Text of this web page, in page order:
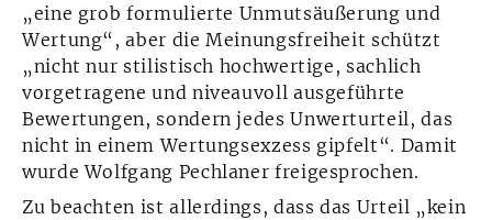
„eine grob formulierte Unmutsäußerung und
Wertung“, aber die Meinungsfreiheit schützt
„nicht nur stilistisch hochwertige, sachlich
vorgetragene und niveauvoll ausgeführte
Bewertungen, sondern jedes Unwerturteil, das
nicht in einem Wertungsexzess gipfelt“. Damit
wurde Wolfgang Pechlaner freigesprochen.
Zu beachten ist allerdings, dass das Urteil „kein